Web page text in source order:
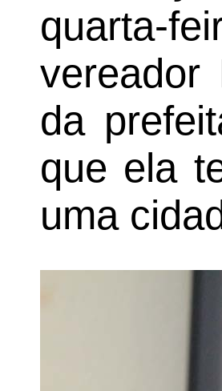
quarta-
vereador
da
que ela
uma